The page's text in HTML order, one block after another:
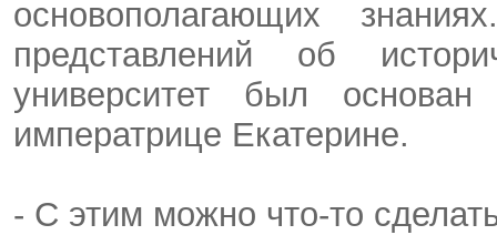
основополагающих
представлений об
университет был
императрице Екатерине.
- С этим можно что-то